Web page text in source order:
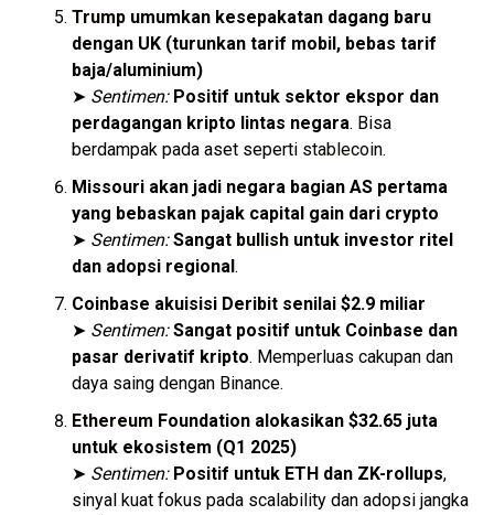
Trump umumkan kesepakatan dagang baru
dengan UK (turunkan tarif mobil, bebas tarif
baja/aluminium)
➤ Sentimen: Positif untuk sektor ekspor dan
perdagangan kripto lintas negara. Bisa
berdampak pada aset seperti stablecoin.
Missouri akan jadi negara bagian AS pertama
yang bebaskan pajak capital gain dari crypto
➤ Sentimen: Sangat bullish untuk investor ritel
dan adopsi regional.
Coinbase akuisisi Deribit senilai $2.9 miliar
➤ Sentimen: Sangat positif untuk Coinbase dan
pasar derivatif kripto. Memperluas cakupan dan
daya saing dengan Binance.
Ethereum Foundation alokasikan $32.65 juta
untuk ekosistem (Q1 2025)
➤ Sentimen: Positif untuk ETH dan ZK-rollups,
sinyal kuat fokus pada scalability dan adopsi jangka